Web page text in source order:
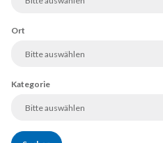
Ort
Kategorie